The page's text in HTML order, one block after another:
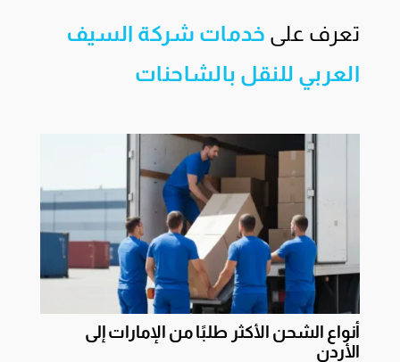
تعرف على خدمات شركة السيف
العربي للنقل بالشاحنات
أنواع الشحن الأكثر طلبًا من الإمارات إلى
الأردن